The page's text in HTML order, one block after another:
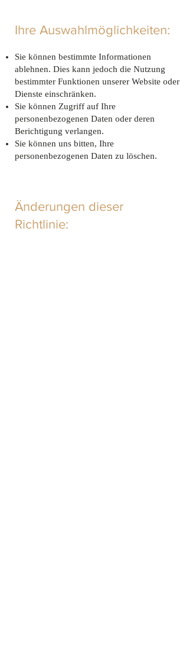
Ihre Auswahlmöglichkeiten:
Sie können bestimmte Informationen
ablehnen. Dies kann jedoch die Nutzung
bestimmter Funktionen unserer Website oder
Dienste einschränken.
Sie können Zugriff auf Ihre
personenbezogenen Daten oder deren
Berichtigung verlangen.
Sie können uns bitten, Ihre
personenbezogenen Daten zu löschen.
Änderungen dieser
Richtlinie: